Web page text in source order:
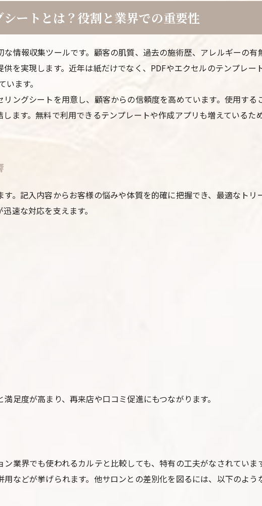
ートとは？役割と業界での重要性
情報収集ツールです。顧客の肌質、過去の施術歴、アレルギーの有
を実現します。近年は紙だけでなく、PDFやエクセルのテンプレー
ます。
ングシートを用意し、顧客からの信頼度を高めています。使用する
ます。無料で利用できるテンプレートや作成アプリも増えているた
。記入内容からお客様の悩みや体質を的確に把握でき、最適なトリ
速な対応を支えます。
足度が高まり、再来店や口コミ促進にもつながります。
業界でも使われるカルテと比較しても、特有の工夫がなされていま
などが挙げられます。他サロンとの差別化を図るには、以下のよう